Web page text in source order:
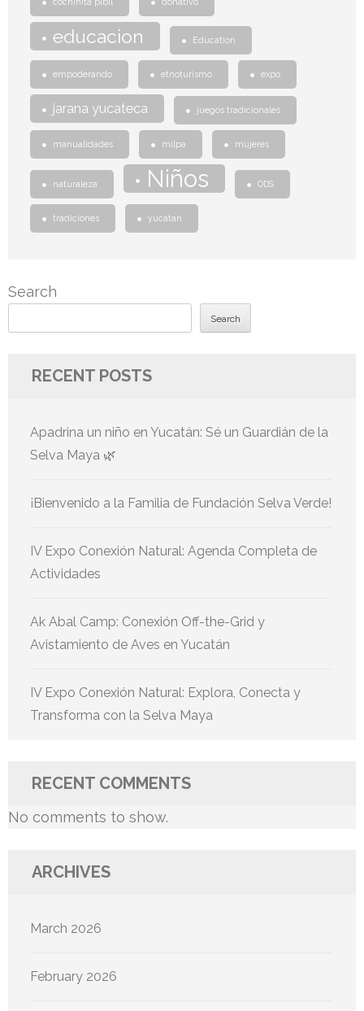
educacion Education
empoderando etnoturismo expo
jarana yucateca juegos tradicionales
manualidades milpa mujeres
naturaleza Niños ODS
tradiciones yucatan
Search
Search
RECENT POSTS
Apadrina un niño en Yucatán: Sé un Guardián de la
Selva Maya 🌿
¡Bienvenido a la Familia de Fundación Selva Verde!
IV Expo Conexión Natural: Agenda Completa de
Actividades
Ak Abal Camp: Conexión Off-the-Grid y
Avistamiento de Aves en Yucatán
IV Expo Conexión Natural: Explora, Conecta y
Transforma con la Selva Maya
RECENT COMMENTS
No comments to show.
ARCHIVES
March 2026
February 2026